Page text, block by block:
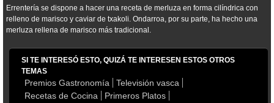
Errentería se dispone a hacer una receta de merluza en forma cilíndrica con
relleno de marisco y caviar de txakoli. Ondarroa, por su parte, ha hecho una
merluza rellena de marisco más tradicional.
SI TE INTERESÓ ESTO, QUIZÁ TE INTERESEN ESTOS OTROS
TEMAS
Premios Gastronomía
Televisión vasca
Recetas de Cocina
Primeros Platos